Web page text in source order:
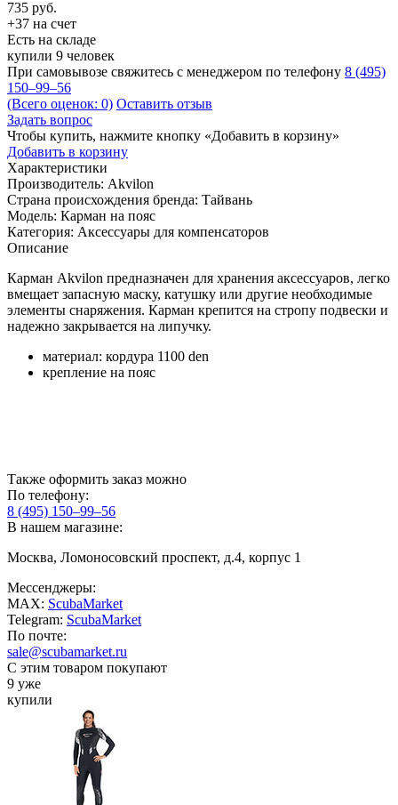
735 руб.
+37 на счет
Есть на складе
купили 9 человек
При самовывозе свяжитесь с менеджером по телефону 8 (495)
150–99–56
(Всего оценок: 0) Оставить отзыв
Задать вопрос
Чтобы купить, нажмите кнопку «Добавить в корзину»
Добавить в корзину
Характеристики
Производитель: Akvilon
Страна происхождения бренда: Тайвань
Модель: Карман на пояс
Категория: Аксессуары для компенсаторов
Описание
Карман Akvilon предназначен для хранения аксессуаров, легко
вмещает запасную маску, катушку или другие необходимые
элементы снаряжения. Карман крепится на стропу подвески и
надежно закрывается на липучку.
материал: кордура 1100 den
крепление на пояс
Также оформить заказ можно
По телефону:
8 (495) 150–99–56
В нашем магазине:
Москва, Ломоносовский проспект, д.4, корпус 1
Мессенджеры:
MAX: ScubaMarket
Telegram: ScubaMarket
По почте:
sale@scubamarket.ru
С этим товаром покупают
9 уже
купили